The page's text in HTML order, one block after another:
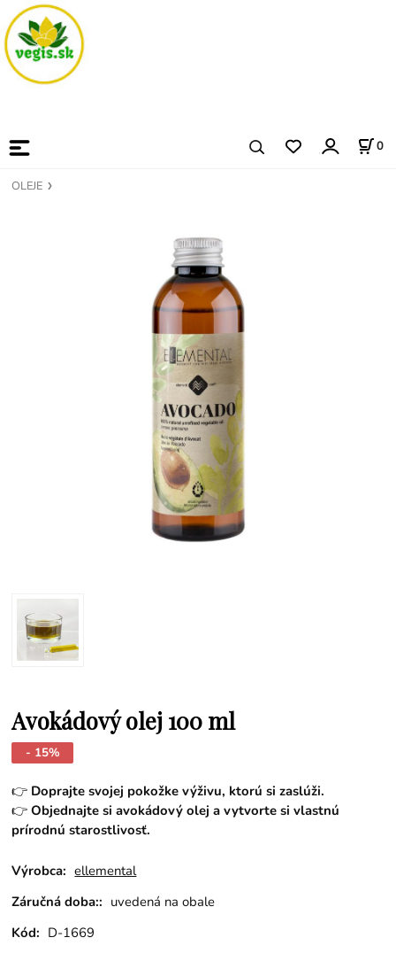
0
OLEJE
Avokádový olej 100 ml
- 15%
👉 Doprajte svojej pokožke výživu, ktorú si zaslúži.
👉Objednajte si avokádový olej a vytvorte si vlastnú
prírodnú starostlivosť.
Výrobca: ellemental
Záručná doba:: uvedená na obale
Kód: D-1669